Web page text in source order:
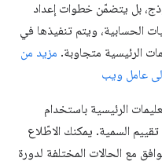
بل يتضمّن خطوات إعداد
ويتم تنفيذها في
متجاوبة.مزيد من
ويب
الرئيسية باستخدام
السمية. يمكنك الاطّلاع
مع الحالات المختلفة لدورة